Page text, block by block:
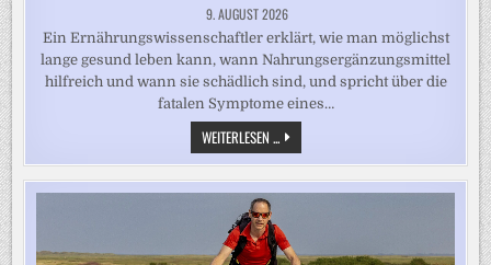
9. AUGUST 2026
Ein Ernährungswissenschaftler erklärt, wie man möglichst
lange gesund leben kann, wann Nahrungsergänzungsmittel
hilfreich und wann sie schädlich sind, und spricht über die
fatalen Symptome eines…
WEITERLESEN ...GESUNDE
ERNÄHRUNG:
„MIT
DER
RICHTIGEN
KANN
MAN
MEHRERE